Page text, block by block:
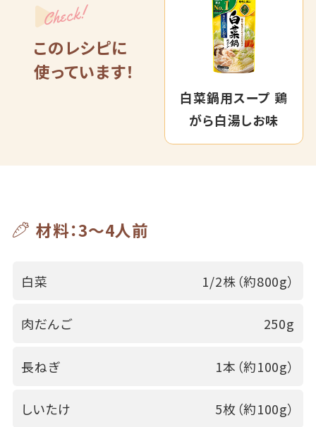
Check!
このレシピに
使っています！
白菜鍋用スープ 鶏
がら白湯しお味
材料：3～4人前
白菜 1/2株（約800g）
肉だんご 250g
長ねぎ 1本（約100g）
しいたけ 5枚（約100g）